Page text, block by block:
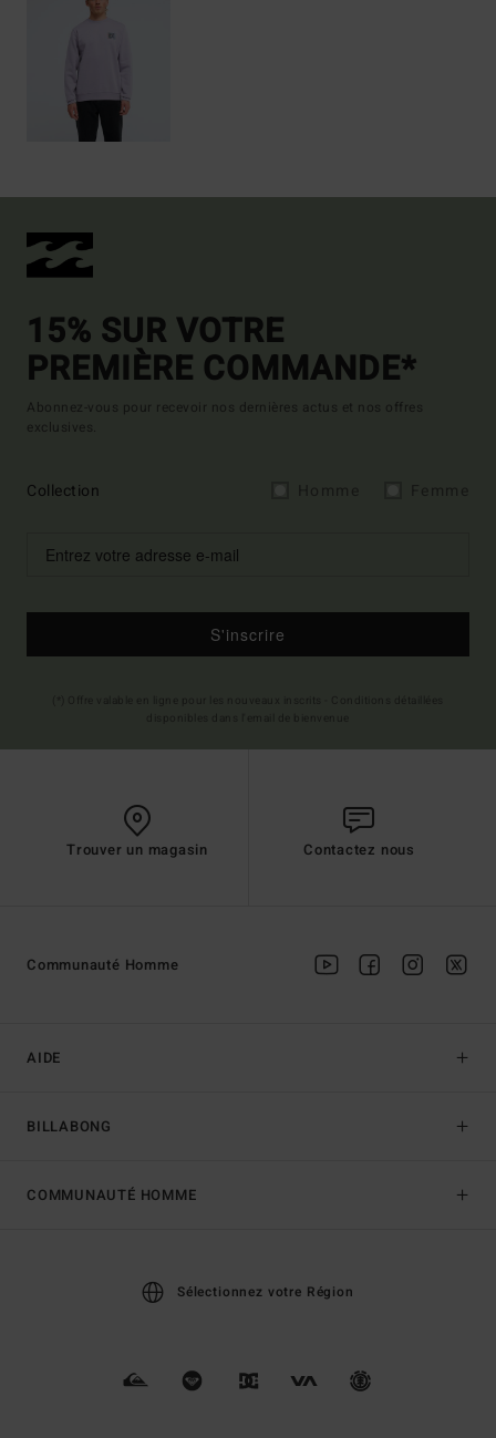
15% SUR VOTRE
PREMIÈRE COMMANDE*
Abonnez-vous pour recevoir nos dernières actus et nos offres
exclusives.
Collection
S'inscrire
Trouver un magasin Contactez nous
AIDE
BILLABONG
Communauté Homme
COMMUNAUTÉ HOMME
Sélectionnez votre Région